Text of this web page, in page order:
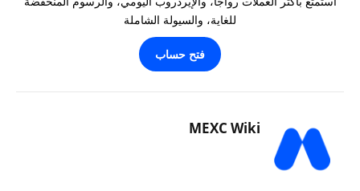
للغاية، والسيولة الشاملة
فتح حساب
MEXC Wiki